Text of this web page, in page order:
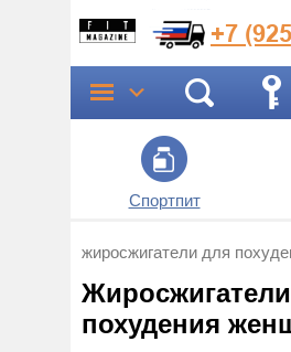
+7
Спортпит
жиросжигатели для
похудения